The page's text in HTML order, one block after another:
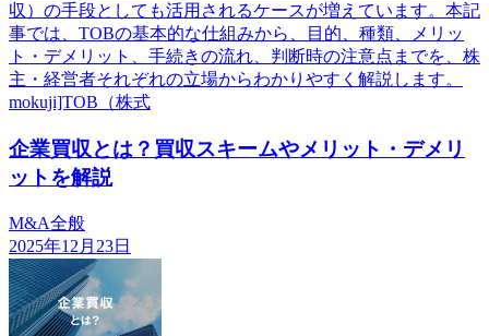
収）の手段としても活用されるケースが増えています。本記
事では、TOBの基本的な仕組みから、目的、種類、メリッ
ト・デメリット、手続きの流れ、判断時の注意点までを、株
主・経営者それぞれの立場からわかりやすく解説します。
mokuji]TOB（株式
企業買収とは？買収スキームやメリット・デメリ
ットを解説
M&A全般
2025年12月23日